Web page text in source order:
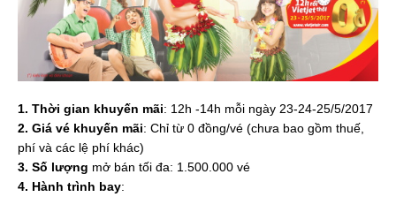
1. Thời gian khuyến mãi: 12h -14h mỗi ngày 23-24-25/5/2017
2. Giá vé khuyến mãi: Chỉ từ 0 đồng/vé (chưa bao gồm thuế,
phí và các lệ phí khác)
3. Số lượng mở bán tối đa: 1.500.000 vé
4. Hành trình bay: